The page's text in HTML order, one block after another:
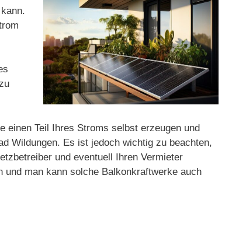
einen Teil Ihres Stroms selbst erzeugen und
Wildungen. Es ist jedoch wichtig zu beachten,
und eventuell Ihren Vermieter
man kann solche Balkonkraftwerke auch